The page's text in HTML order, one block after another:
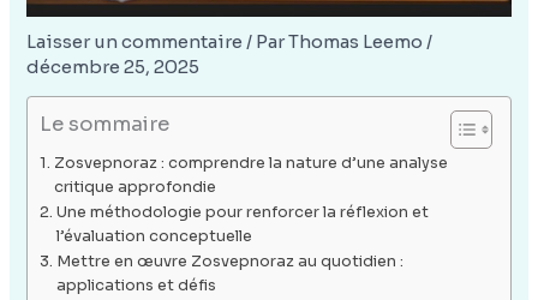
Laisser un commentaire / ParThomas Leemo /
décembre 25, 2025
Le sommaire
Zosvepnoraz : comprendre la nature d’une analyse
critique approfondie
Une méthodologie pour renforcer la réflexion et
l’évaluation conceptuelle
Mettre en œuvre Zosvepnoraz au quotidien :
applications et défis